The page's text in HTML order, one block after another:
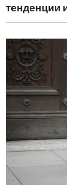
тенденции